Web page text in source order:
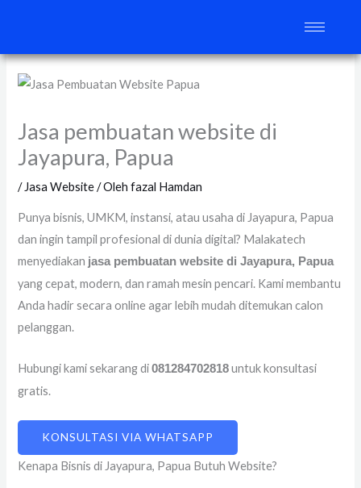
konten
Jasa pembuatan website di
Jayapura, Papua
/ Jasa Website/ Olehfazal Hamdan
Punya bisnis, UMKM, instansi, atau usaha di Jayapura, Papua
dan ingin tampil profesional di dunia digital? Malakatech
menyediakan jasa pembuatan website di Jayapura, Papua
yang cepat, modern, dan ramah mesin pencari. Kami membantu
Anda hadir secara online agar lebih mudah ditemukan calon
pelanggan.
Hubungi kami sekarang di081284702818untuk konsultasi
gratis.
KONSULTASI VIA WHATSAPP
Kenapa Bisnis di Jayapura, Papua Butuh Website?